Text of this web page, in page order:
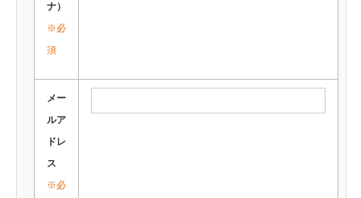
ナ）
※必
須
メー
ルア
ドレ
ス
※必